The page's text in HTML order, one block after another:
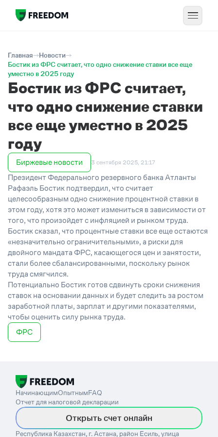
Главная
Новости
Бостик из ФРС считает, что одно снижение ставки все еще
уместно в 2025 году
Бостик из ФРС считает,
что одно снижение ставки
все еще уместно в 2025
году
Биржевые новости 3 сентября 2025, 21:17
Президент Федерального резервного банка Атланты
Рафаэль Бостик подтвердил, что считает
целесообразным одно снижение процентной ставки в
этом году, хотя это может измениться в зависимости от
того, что произойдет с инфляцией и рынком труда.
Бостик сказал, что процентные ставки все еще остаются
«незначительно ограничительными», а риски для
двойного мандата ФРС, касающегося цен и занятости,
стали более сбалансированными, поскольку рынок
труда смягчился.
Потенциально Бостик готов сдвинуть сроки снижения
ставок на основании данных и будет следить за ростом
заработной платы, зарплат и другими показателями,
чтобы оценить силу рынка труда.
ФРС
НачинающимОпытнымFAQ
Отчет для налоговой декларации
Открыть счет онлайн
Республика Казахстан, г. Астана, район Есиль, улица